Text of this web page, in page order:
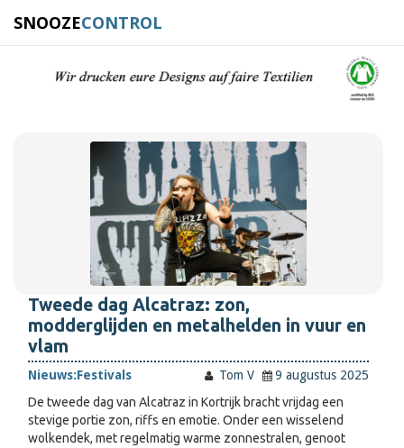
SNOOZECONTROL
Tweede dag Alcatraz: zon,
modderglijden en metalhelden in vuur en
vlam
Nieuws:Festivals Tom V
9 augustus 2025
De tweede dag van Alcatraz in Kortrijk bracht vrijdag een
stevige portie zon, riffs en emotie. Onder een wisselend
wolkendek, met regelmatig warme zonnestralen, genoot